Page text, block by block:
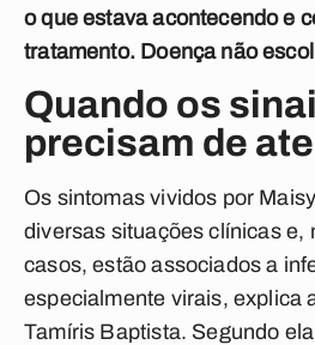
o que estava acontecendo e
tratamento. Doença não
Quando os
precisam de
Os sintomas vividos por
diversas situações clínicas e,
casos, estão associados a
especialmente virais, explica
Tamíris Baptista. Segundo